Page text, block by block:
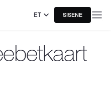
ET SISENE